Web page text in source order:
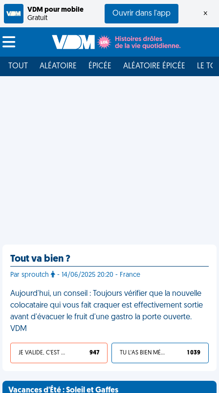
VDM pour mobile
Gratuit
Ouvrir dans l'app ×
TOUT ALÉATOIRE ÉPICÉE ALÉATOIRE ÉPICÉE LE
Tout va bien ?
Par sproutch - 14/06/2025 20:20 - France
Aujourd'hui, un conseil : Toujours vérifier que la nouvelle
colocataire qui vous fait craquer est effectivement sortie
avant d'évacuer le fruit d'une gastro la porte ouverte.
VDM
JE VALIDE, C'EST UNE VDM 947 TU L'AS BIEN MÉRITÉ 1 039
Vacances d'Été : Soleil et Gaffes